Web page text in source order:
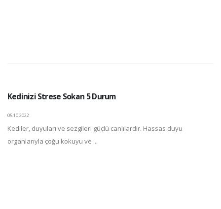
Kedinizi Strese Sokan 5 Durum
05.10.2022
Kediler, duyuları ve sezgileri güçlü canlılardır. Hassas duyu
organlarıyla çoğu kokuyu ve ...